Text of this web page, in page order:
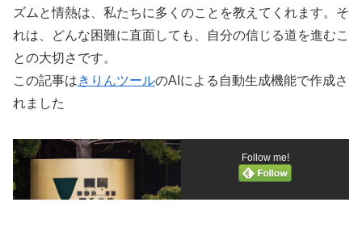
ズムと情熱は、私たちに多くのことを教えてくれます。そ
れは、どんな困難に直面しても、自分の信じる道を進むこ
との大切さです。
この記事はきりんツールのAIによる自動生成機能で作成さ
れました
Follow me!